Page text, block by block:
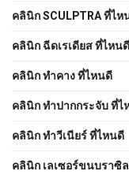
คลินิก SCULPTRA ที่ไห
คลินิก ฉีดเรเดียส ที่ไหนดี
คลินิก ทำคาง ที่ไหนดี
คลินิก ทำปากกระจับ ที่ไ
คลินิก ทำวีเนียร์ ที่ไหนดี
คลินิก เลเซอร์ขนบราซิ